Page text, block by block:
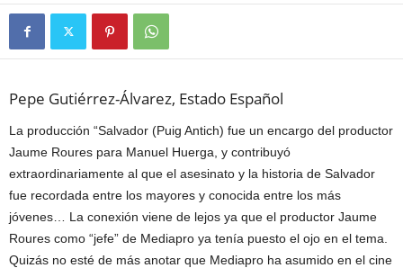
Pepe Gutiérrez-Álvarez, Estado Español
La producción “Salvador (Puig Antich) fue un encargo del productor
Jaume Roures para Manuel Huerga, y contribuyó
extraordinariamente al que el asesinato y la historia de Salvador
fue recordada entre los mayores y conocida entre los más
jóvenes… La conexión viene de lejos ya que el productor Jaume
Roures como “jefe” de Mediapro ya tenía puesto el ojo en el tema.
Quizás no esté de más anotar que Mediapro ha asumido en el cine